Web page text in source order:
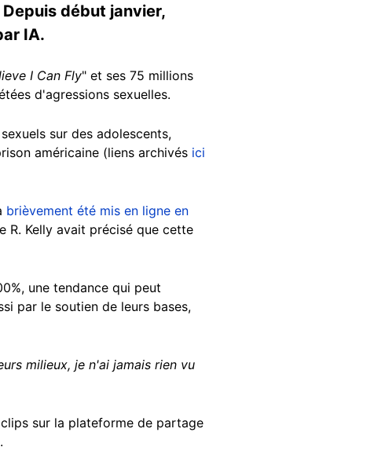
début janvier,
IA.
I Can Fly" et ses 75 millions
d'agressions sexuelles.
sur des adolescents,
américaine (liens archivés ici
brièvement été mis en ligne en
R. Kelly avait précisé que cette
une tendance qui peut
par le soutien de leurs bases,
milieux, je n'ai jamais rien vu
sur la plateforme de partage